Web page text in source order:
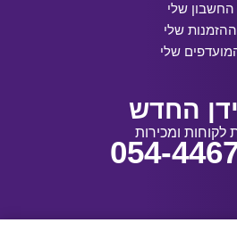
החשבון שלי
ההזמנות שלי
שלי
החדש
לקוחות ומכירות
054-